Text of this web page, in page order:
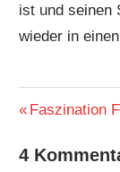
ist und seinen
wieder in
FORMEL
1
HARALD
Vorheriger
Faszination
4